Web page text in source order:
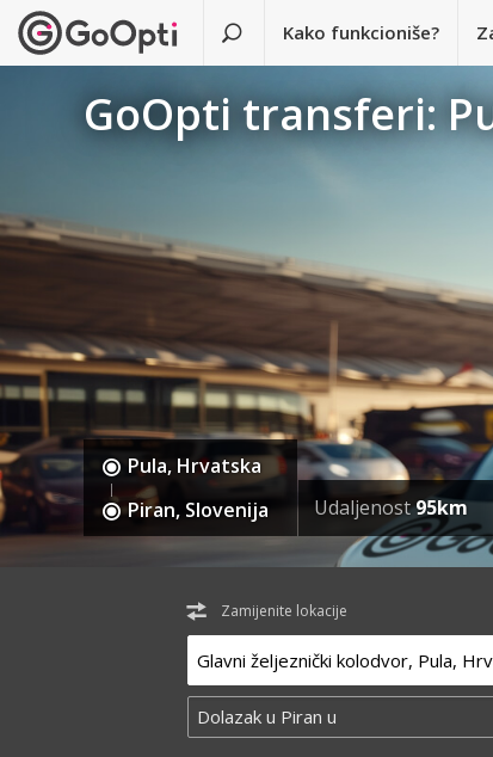
Kako funkcioniše?
GoOpti transferi:
Pula, Hrvatska
Piran, Slovenija
Udaljenost95km
Zamijenite lokacije